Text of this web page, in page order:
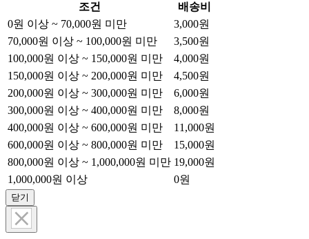
조건
배송비
0원 이상 ~ 70,000원 미만
3,000원
70,000원 이상 ~ 100,000원 미만
3,500원
100,000원 이상 ~ 150,000원 미만
4,000원
150,000원 이상 ~ 200,000원 미만
4,500원
200,000원 이상 ~ 300,000원 미만
6,000원
300,000원 이상 ~ 400,000원 미만
8,000원
400,000원 이상 ~ 600,000원 미만
11,000원
600,000원 이상 ~ 800,000원 미만
15,000원
800,000원 이상 ~ 1,000,000원 미만 19,000원
1,000,000원 이상
0원
닫기